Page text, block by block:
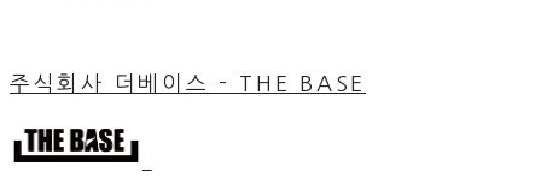
주식회사 더베이스 - THE BASE